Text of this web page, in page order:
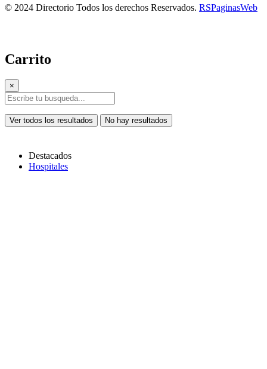
© 2024 Directorio Todos los derechos Reservados. RSPaginasWeb
Carrito
×
Ver todos los resultados No hay resultados
Destacados
Hospitales